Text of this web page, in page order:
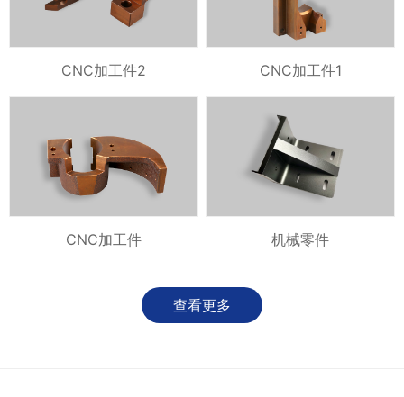
CNC加工件2 CNC加工件1
CNC加工件 机械零件
查看更多